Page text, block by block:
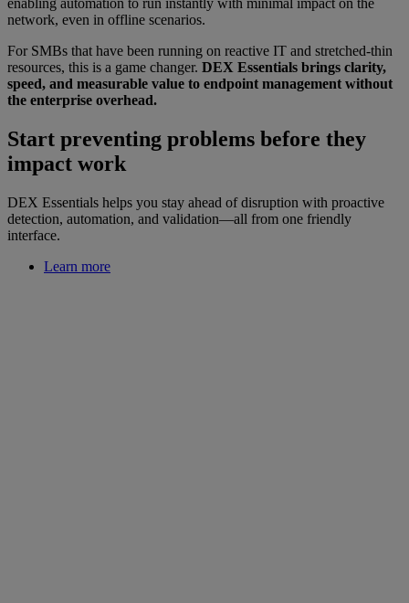
enabling automation to run instantly with minimal impact on the
network, even in offline scenarios.
For SMBs that have been running on reactive IT and stretched-thin
resources, this is a game changer. DEX Essentials brings clarity,
speed, and measurable value to endpoint management without
the enterprise overhead.
Start preventing problems before they
impact work
DEX Essentials helps you stay ahead of disruption with proactive
detection, automation, and validation—all from one friendly
interface.
Learn more